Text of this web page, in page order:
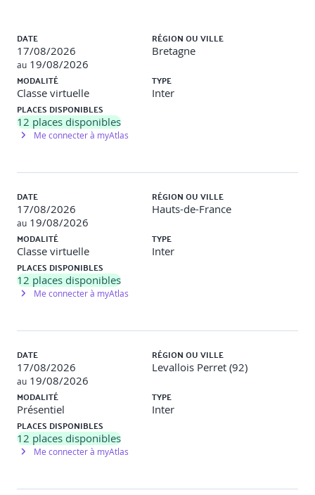
Savoir intégrer Vue.js incrémentalement
Travaux pratiques
Objectif: Mettre en place une application Vue.js simple sans
outils de build.
application affichant un message dynamique ("Hello World")
et expérimenteront les bases de la liaison de données (data
binding) et des directives Vue.js.
Jour 2
Utilisation sous forme de templates
Les computed properties
Directives de contrôle de flux
Directives de gestion d'évènements
Présentation des principaux filtres
DATE
17/08/2026
au 19/08/2026
RÉGION OU VILLE
Bretagne
MODALITÉ
Classe virtuelle
TYPE
Inter
PLACES DISPONIBLES
12 places disponibles
Me connecter à myAtlas
DATE
17/08/2026
au 19/08/2026
RÉGION OU VILLE
Hauts-de-France
MODALITÉ
Classe virtuelle
TYPE
Inter
PLACES DISPONIBLES
12 places disponibles
Me connecter à myAtlas
DATE
17/08/2026
au 19/08/2026
RÉGION OU VILLE
Levallois Perret (92)
MODALITÉ
Présentiel
TYPE
Inter
PLACES DISPONIBLES
12 places disponibles
Me connecter à myAtlas